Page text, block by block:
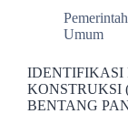
Umum
IDENTIFIKASI
KONSTRUKSI
BENTANG